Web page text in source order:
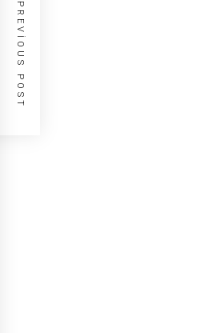
PREVIOUS POST